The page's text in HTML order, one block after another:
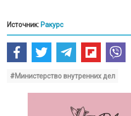
Источник: Ракурс
#Министерство внутренних дел